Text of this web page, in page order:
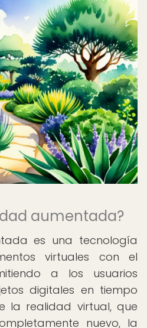
aumentada?
es una tecnología
virtuales con el
a los usuarios
digitales en tiempo
la realidad virtual, que
nuevo, la